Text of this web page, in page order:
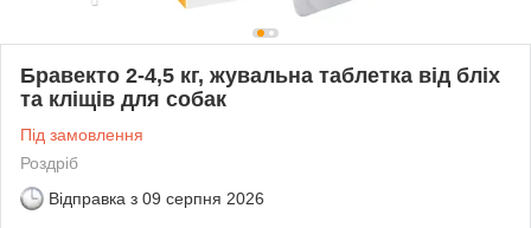
Бравекто 2-4,5 кг, жувальна таблетка від бліх
та кліщів для собак
Під замовлення
Роздріб
Відправка з 09 серпня 2026